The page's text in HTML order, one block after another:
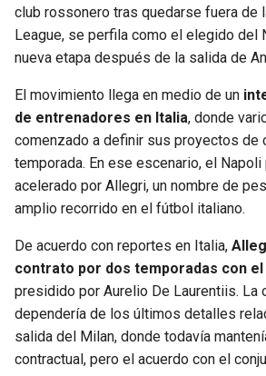
VIKINGS
FALCONS
PANTHERS
BUCCANEERS
THUNDER
TRAIL BLAZERS
JAZZ
club rossonero tras quedarse fuera de
League, se perfila como el elegido del
nueva etapa después de la salida de
El movimiento llega en medio de un
de entrenadores en Italia, donde
comenzado a definir sus proyectos de
temporada. En ese escenario, el Napoli
acelerado por Allegri, un nombre de
amplio recorrido en el fútbol italiano.
De acuerdo con reportes en Italia,
contrato por dos temporadas con el
presidido por Aurelio De Laurentiis. La
dependería de los últimos detalles
salida del Milan, donde todavía
contractual, pero el acuerdo con el